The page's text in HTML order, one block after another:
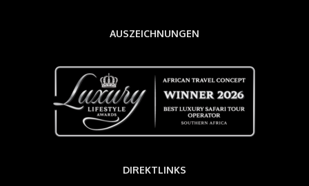
AUSZEICHNUNGEN
DIREKTLINKS